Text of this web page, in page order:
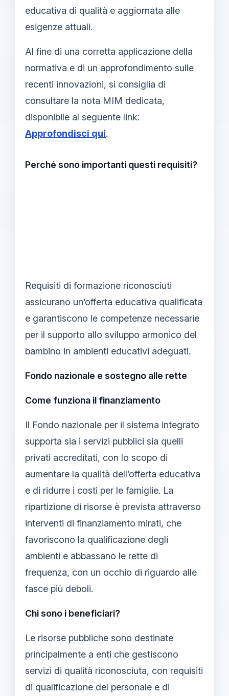
educativa di qualità e aggiornata alle
esigenze attuali.
Al fine di una corretta applicazione della
normativa e di un approfondimento sulle
recenti innovazioni, si consiglia di
consultare la nota MIM dedicata,
disponibile al seguente link:
Approfondisci qui.
Perché sono importanti questi requisiti?
Requisiti di formazione riconosciuti
assicurano un’offerta educativa qualificata
e garantiscono le competenze necessarie
per il supporto allo sviluppo armonico del
bambino in ambienti educativi adeguati.
Fondo nazionale e sostegno alle rette
Come funziona il finanziamento
Il Fondo nazionale per il sistema integrato
supporta sia i servizi pubblici sia quelli
privati accreditati, con lo scopo di
aumentare la qualità dell’offerta educativa
e di ridurre i costi per le famiglie. La
ripartizione di risorse è prevista attraverso
interventi di finanziamento mirati, che
favoriscono la qualificazione degli
ambienti e abbassano le rette di
frequenza, con un occhio di riguardo alle
fasce più deboli.
Chi sono i beneficiari?
Le risorse pubbliche sono destinate
principalmente a enti che gestiscono
servizi di qualità riconosciuta, con requisiti
di qualificazione del personale e di